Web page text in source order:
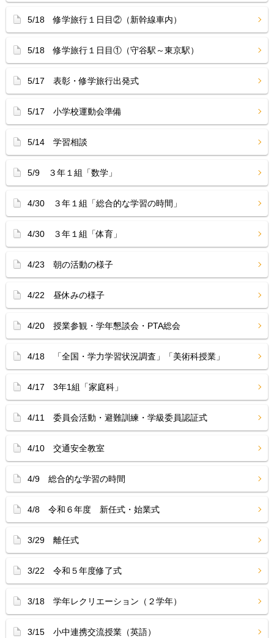
5/18 修学旅行１日目②（新幹線車内）
5/18 修学旅行１日目①（守谷駅～東京駅）
5/17 表彰・修学旅行出発式
5/17 小学校運動会準備
5/14 学習相談
5/9 ３年１組「数学」
4/30 ３年１組「総合的な学習の時間」
4/30 ３年１組「体育」
4/23 朝の活動の様子
4/22 昼休みの様子
4/20 授業参観・学年懇談会・PTA総会
4/18 「全国・学力学習状況調査」「美術科授業」
4/17 3年1組「家庭科」
4/11 委員会活動・避難訓練・学級委員認証式
4/10 交通安全教室
4/9 総合的な学習の時間
4/8 令和６年度 新任式・始業式
3/29 離任式
3/22 令和５年度修了式
3/18 学年レクリエーション（２学年）
3/15 小中連携交流授業（英語）